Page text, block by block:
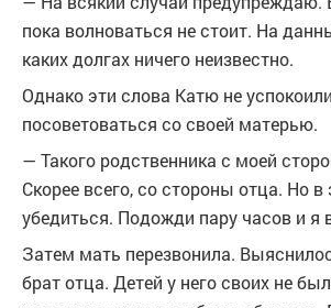
пока волноваться не стоит. На
каких долгах ничего неизвестно.
Однако эти слова Катю не
посоветоваться со своей матерью.
— Такого родственника с моей
Скорее всего, со стороны отца. Но
убедиться. Подожди пару часов и я
Затем мать перезвонила.
брат отца. Детей у него своих не